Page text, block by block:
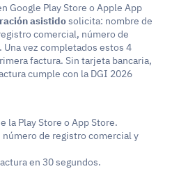
Google Play Store o Apple App
asistido solicita: nombre de
comercial, número de
vez completados estos 4
factura. Sin tarjeta bancaria,
cumple con la DGI 2026
la Play Store o App Store.
de registro comercial y
en 30 segundos.